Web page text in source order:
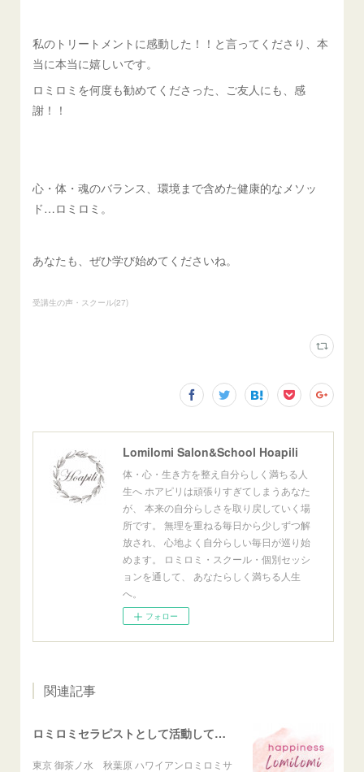
私のトリートメントに感動した！！と言ってくださり、本
当に本当に嬉しいです。
ロミロミを何度も勧めてくださった、ご友人にも、感
謝！！
心・体・魂のバランス、環境まで含めた健康的なメソッ
ド…ロミロミ。
あなたも、ぜひ学び始めてくださいね。
受講生の声・スクール(27)
Lomilomi Salon&School Hoapili
体・心・生き方を整え自分らしく満ちる人
生へ ホアピリは頑張りすぎてしまうあなた
が、 本来の自分らしさを取り戻していく場
所です。 無理を重ねる毎日から少しずつ解
放され、 心地よく自分らしい毎日が巡り始
めます。 ロミロミ・スクール・個別セッシ
ョンを通して、 あなたらしく満ちる人生
へ。
フォロー
関連記事
ロミロミセラピストとして活動して幸せを感じること
東京 御茶ノ水 秋葉原 ハワイアンロミロミサ